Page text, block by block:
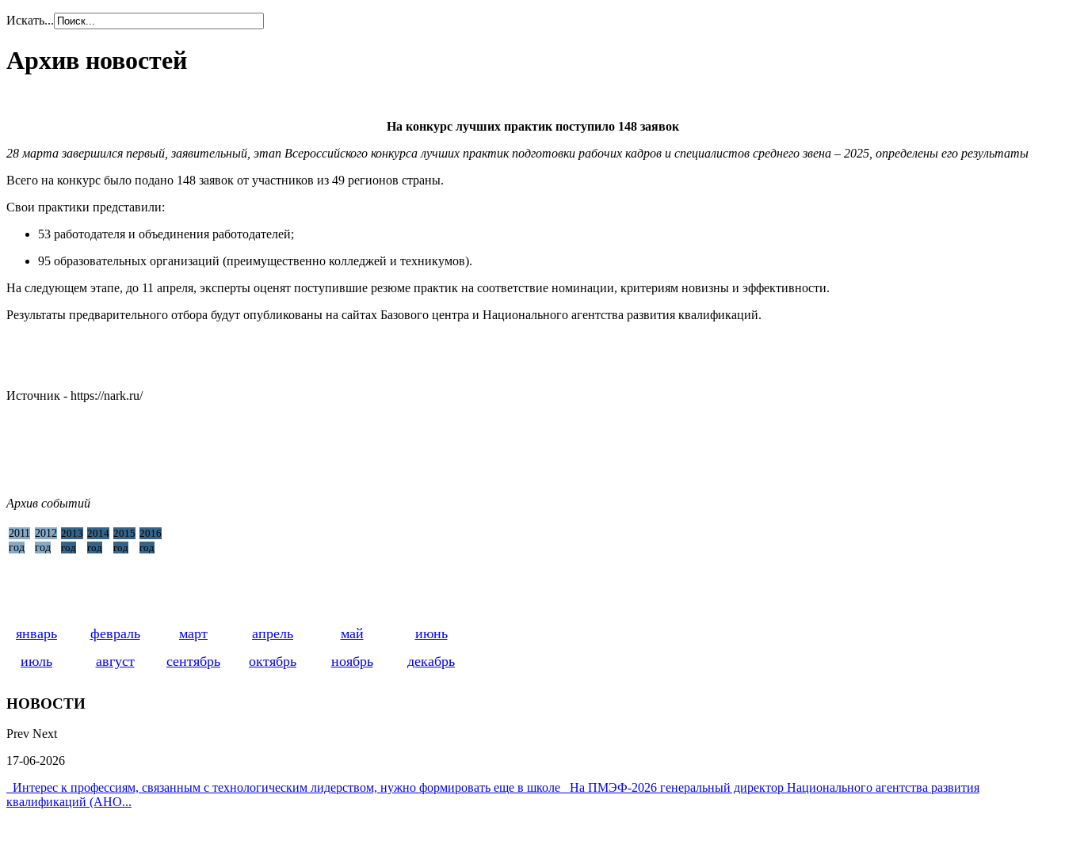
Искать...
Архив новостей
На конкурс лучших практик поступило 148 заявок
28 марта завершился первый, заявительный, этап Всероссийского конкурса лучших практик подготовки рабочих кадров и специалистов среднего звена – 2025, определены его результаты
Всего на конкурс было подано 148 заявок от участников из 49 регионов страны.
Свои практики представили:
53 работодателя и объединения работодателей;
95 образовательных организаций (преимущественно колледжей и техникумов).
На следующем этапе, до 11 апреля, эксперты оценят поступившие резюме практик на соответствие номинации, критериям новизны и эффективности.
Результаты предварительного отбора будут опубликованы на сайтах Базового центра и Национального агентства развития квалификаций.
Источник - https://nark.ru/
Архив событий
2011
год
2012
год
2013
год
2014
год
2015
год
2016
год
январь февраль март апрель май
июнь
июль
август сентябрь октябрь ноябрь декабрь
НОВОСТИ
Prev Next
17-06-2026
Интерес к профессиям, связанным с технологическим лидерством, нужно формировать еще в школе На ПМЭФ-2026 генеральный директор Национального агентства развития
квалификаций (АНО...